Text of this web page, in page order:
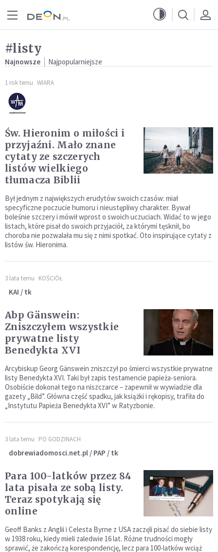
#listy
Najnowsze Najpopularniejsze
1 rok temu WIARA
Św. Hieronim o miłości i
przyjaźni. Mało znane
cytaty ze szczerych
listów wielkiego
tłumacza Biblii
Był jednym z największych erudytów swoich czasów: miał
specyficzne poczucie humoru i nieustępliwy charakter. Bywał
boleśnie szczery i mówił wprost o swoich uczuciach. Widać to w jego
listach, które pisał do swoich przyjaciół, za którymi tęsknił, bo
choroba nie pozwalała mu się z nimi spotkać. Oto inspirujące cytaty z
listów św. Hieronima.
3 lata temu KOŚCIÓŁ
KAI / tk
Abp Gänswein:
Zniszczyłem wszystkie
prywatne listy
Benedykta XVI
Arcybiskup Georg Gänswein zniszczył po śmierci wszystkie prywatne
listy Benedykta XVI. Taki był zapis testamencie papieża-seniora.
Osobiście dokonał tego na niszczarce – zapewnił w wywiadzie dla
gazety „Bild”. Główna część spadku, jak książki i rękopisy, trafiła do
„Instytutu Papieża Benedykta XVI” w Ratyzbonie.
3 lata temu PO GODZINACH
dobrewiadomosci.net.pl / PAP / tk
Para 100-latków przez 84
lata pisała ze sobą listy.
Teraz spotykają się
online
Geoff Banks z Anglii i Celesta Byrne z USA zaczęli pisać do siebie listy
w 1938 roku, kiedy mieli zaledwie 16 lat. Różne trudności mogły
sprawić, że zakończą korespondencję, lecz para 100-latków wciąż